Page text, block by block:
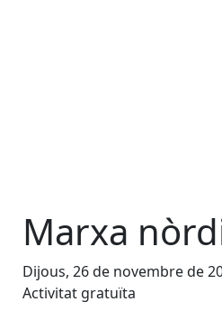
Marxa
Dijous, 26 de novembre de
Activitat gratuïta